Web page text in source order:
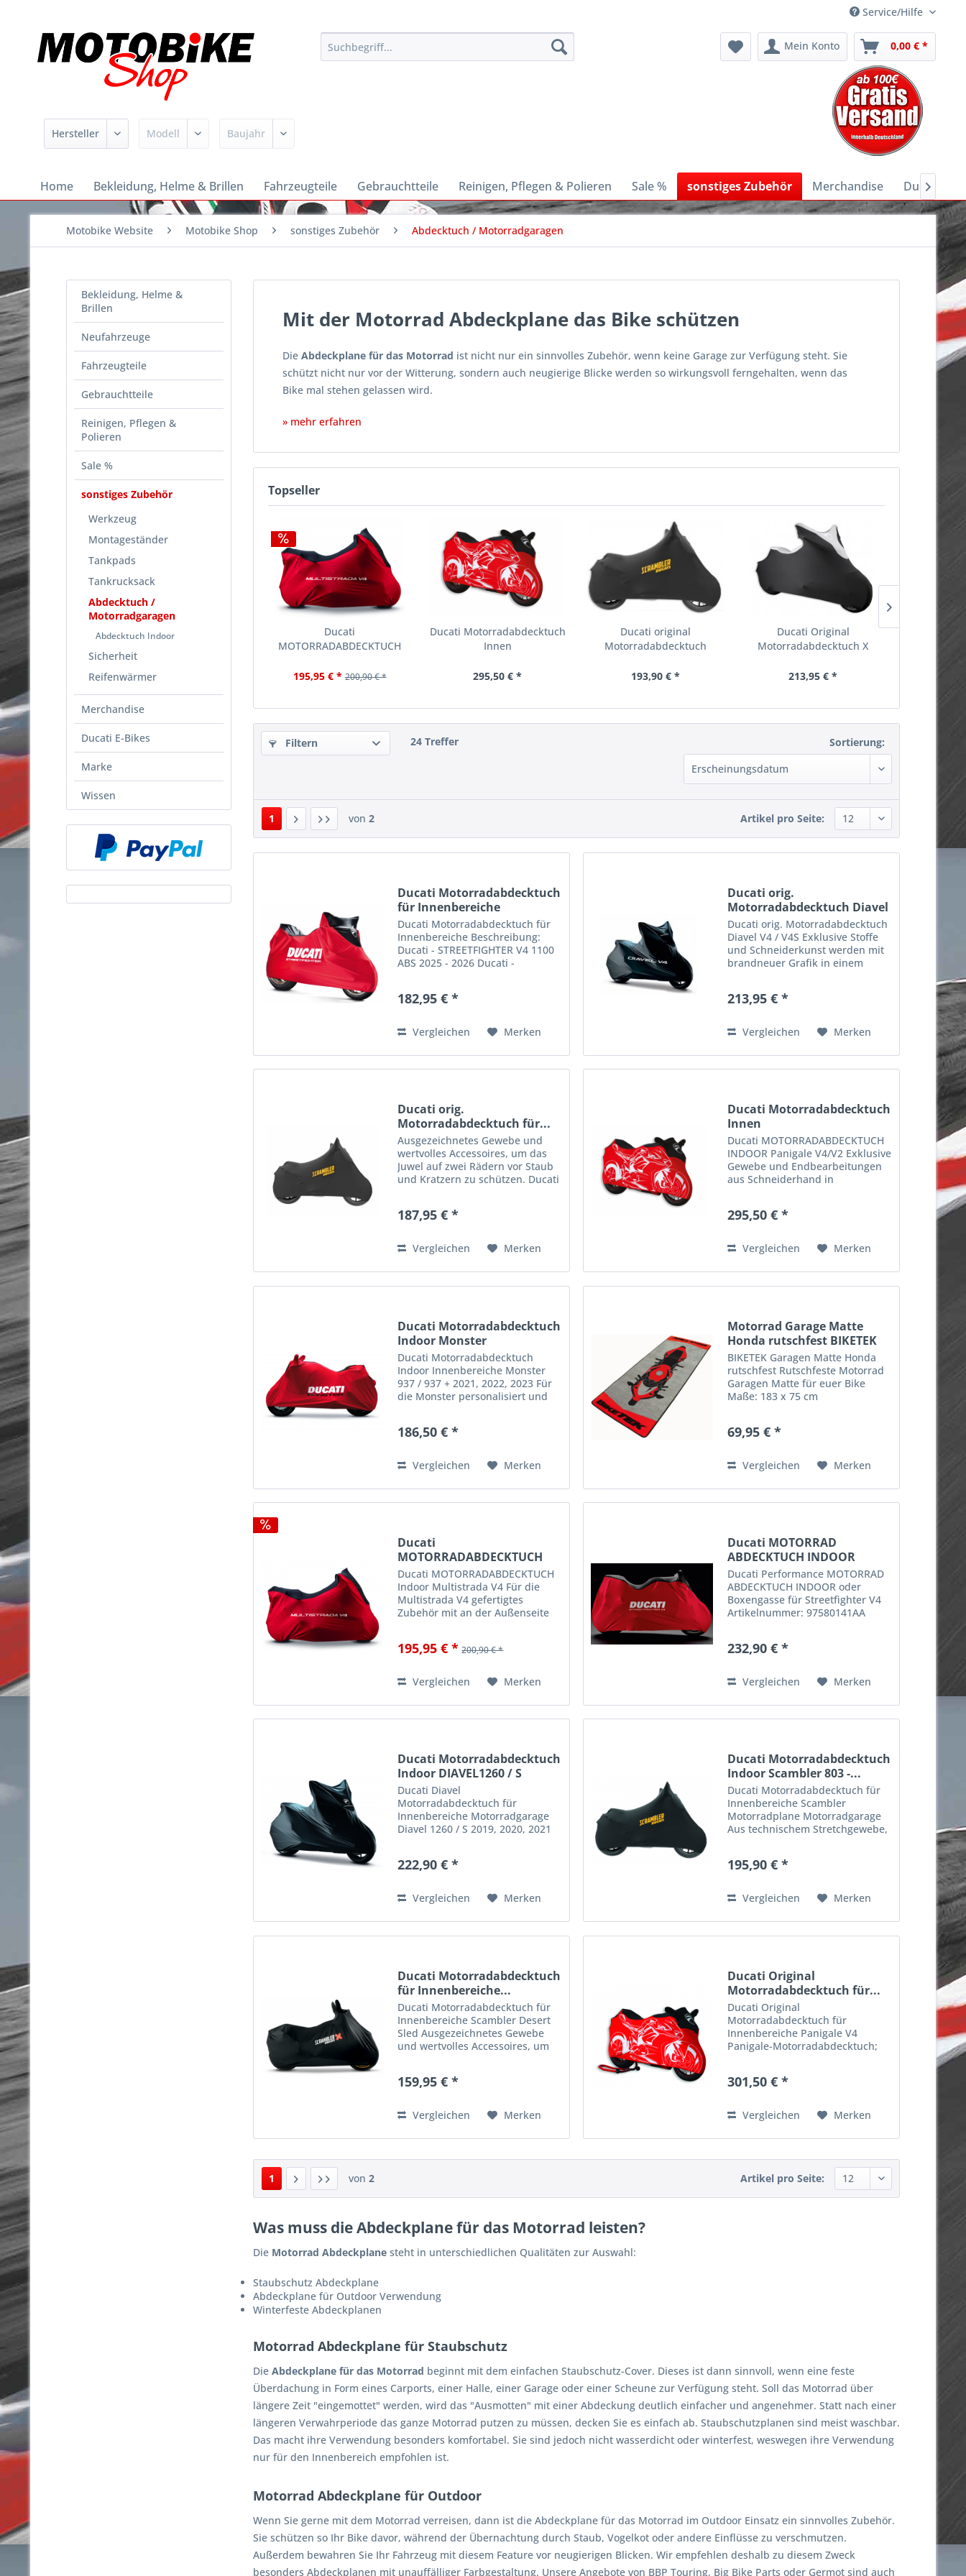
Service/Hilfe
Mein Konto 0,00 € *
Home Bekleidung, Helme & Brillen Fahrzeugteile Gebrauchtteile Reinigen, Pflegen & Polieren Sale % sonstiges Zubehör Merchandise Ducati E-

Motobike Website Motobike Shop sonstiges Zubehör Abdecktuch / Motorradgaragen
Bekleidung, Helme &
Brillen
Neufahrzeuge
Fahrzeugteile
Gebrauchtteile
Reinigen, Pflegen &
Polieren
Sale %
sonstiges Zubehör
Werkzeug
Montageständer
Tankpads
Tankrucksack
Abdecktuch /
Motorradgaragen
Abdecktuch Indoor
Sicherheit
Reifenwärmer
Merchandise
Ducati E-Bikes
Marke
Wissen
Mit der Motorrad Abdeckplane das Bike schützen
Die Abdeckplane für das Motorrad ist nicht nur ein sinnvolles Zubehör, wenn keine Garage zur Verfügung steht. Sie
schützt nicht nur vor der Witterung, sondern auch neugierige Blicke werden so wirkungsvoll ferngehalten, wenn das
Bike mal stehen gelassen wird.
» mehr erfahren
Topseller
Ducati
MOTORRADABDECKTUCH
195,95 € * 200,90 € *
Ducati Motorradabdecktuch
Innen
295,50 € *
Ducati original
Motorradabdecktuch
193,90 € *
Ducati Original
Motorradabdecktuch X
213,95 € *
Filtern 24 Treffer Sortierung:
1 von 2 Artikel pro Seite:
Ducati Motorradabdecktuch
für Innenbereiche
Ducati Motorradabdecktuch für
Innenbereiche Beschreibung:
Ducati - STREETFIGHTER V4 1100
ABS 2025 - 2026 Ducati -
Zubehör wurde entwickelt, um
seinen...
182,95 € *
Vergleichen Merken
Ducati orig.
Motorradabdecktuch Diavel
V4
Ducati orig. Motorradabdecktuch
Diavel V4 / V4S Exklusive Stoffe
und Schneiderkunst werden mit
brandneuer Grafik in einem
Winter vor Staub und
213,95 € *
Vergleichen Merken
Ducati orig.
Motorradabdecktuch für...
Ausgezeichnetes Gewebe und
wertvolles Accessoires, um das
Juwel auf zwei Rädern vor Staub
und Kratzern zu schützen. Ducati
für: Scrambler Icon 2. Gen ab
187,95 € *
Vergleichen Merken
Ducati Motorradabdecktuch
Innen
Ducati MOTORRADABDECKTUCH
INDOOR Panigale V4/V2 Exklusive
Gewebe und Endbearbeitungen
aus Schneiderhand in
dieses Zubehörteil, das das
vor Staub und...
295,50 € *
Vergleichen Merken
Ducati Motorradabdecktuch
Indoor Monster
Ducati Motorradabdecktuch
Indoor Innenbereiche Monster
937 / 937 + 2021, 2022, 2023 Für
die Monster personalisiert und
vor Staub und im Winter vor
186,50 € *
Vergleichen Merken
Motorrad Garage Matte
Honda rutschfest BIKETEK
BIKETEK Garagen Matte Honda
rutschfest Rutschfeste Motorrad
Garagen Matte für euer Bike
Maße: 183 x 75 cm
69,95 € *
Vergleichen Merken
Ducati
MOTORRADABDECKTUCH
Indoor Multistrada V4
Ducati MOTORRADABDECKTUCH
Indoor Multistrada V4 Für die
Multistrada V4 gefertigtes
Zubehör mit an der Außenseite
Motorrad vor Staub und Kratzern,
Ducati Stil...
195,95 € * 200,90 € *
Vergleichen Merken
Ducati MOTORRAD
ABDECKTUCH INDOOR
Streetfighter V4
Ducati Performance MOTORRAD
ABDECKTUCH INDOOR oder
Boxengasse für Streetfighter V4
Artikelnummer: 97580141AA
Ducati Performance Logo / Seite
Exklusive...
232,90 € *
Vergleichen Merken
Ducati Motorradabdecktuch
Indoor DIAVEL1260 / S
Ducati Diavel
Motorradabdecktuch für
Innenbereiche Motorradgarage
Diavel 1260 / S 2019, 2020, 2021
Ducati Performance Logo auf der
Farbe: schwarz...
222,90 € *
Vergleichen Merken
Ducati Motorradabdecktuch
Indoor Scambler 803 -...
Ducati Motorradabdecktuch für
Innenbereiche Scambler
Motorradplane Motorradgarage
Aus technischem Stretchgewebe,
Logo auf der Außenseite. Für den
195,90 € *
Vergleichen Merken
Ducati Motorradabdecktuch
für Innenbereiche...
Ducati Motorradabdecktuch für
Innenbereiche Scambler Desert
Sled Ausgezeichnetes Gewebe
und wertvolles Accessoires, um
Artikelnummer: 97580081A
159,95 € *
Vergleichen Merken
Ducati Original
Motorradabdecktuch für...
Ducati Original
Motorradabdecktuch für
Innenbereiche Panigale V4
Panigale-Motorradabdecktuch;
einer exklusiven Grafik verneint
301,50 € *
Vergleichen Merken
1 von 2 Artikel pro Seite:
Was muss die Abdeckplane für das Motorrad leisten?
Die Motorrad Abdeckplane steht in unterschiedlichen Qualitäten zur Auswahl:
Staubschutz Abdeckplane
Abdeckplane für Outdoor Verwendung
Winterfeste Abdeckplanen
Motorrad Abdeckplane für Staubschutz
Die Abdeckplane für das Motorrad beginnt mit dem einfachen Staubschutz-Cover. Dieses ist dann sinnvoll, wenn eine feste
Überdachung in Form eines Carports, einer Halle, einer Garage oder einer Scheune zur Verfügung steht. Soll das Motorrad über
längere Zeit "eingemottet" werden, wird das "Ausmotten" mit einer Abdeckung deutlich einfacher und angenehmer. Statt nach einer
längeren Verwahrperiode das ganze Motorrad putzen zu müssen, decken Sie es einfach ab. Staubschutzplanen sind meist waschbar.
Das macht ihre Verwendung besonders komfortabel. Sie sind jedoch nicht wasserdicht oder winterfest, weswegen ihre Verwendung
nur für den Innenbereich empfohlen ist.
Motorrad Abdeckplane für Outdoor
Wenn Sie gerne mit dem Motorrad verreisen, dann ist die Abdeckplane für das Motorrad im Outdoor Einsatz ein sinnvolles Zubehör.
Sie schützen so Ihr Bike davor, während der Übernachtung durch Staub, Vogelkot oder andere Einflüsse zu verschmutzen.
Außerdem bewahren Sie Ihr Fahrzeug mit diesem Feature vor neugierigen Blicken. Wir empfehlen deshalb zu diesem Zweck
besonders Abdeckplanen mit unauffälliger Farbgestaltung. Unsere Angebote von BBP Touring, Big Bike Parts oder Germot sind auch